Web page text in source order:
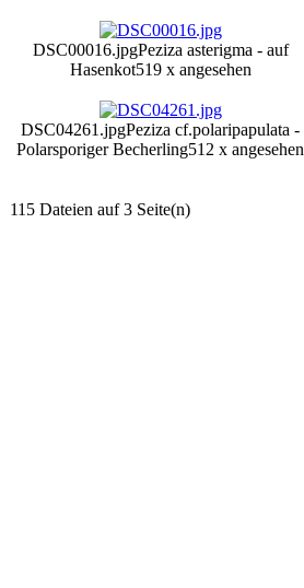
DSC00016.jpgPeziza asterigma - auf
Hasenkot519 x angesehen
DSC04261.jpgPeziza cf.polaripapulata -
Polarsporiger Becherling512 x angesehen
115 Dateien auf 3 Seite(n)